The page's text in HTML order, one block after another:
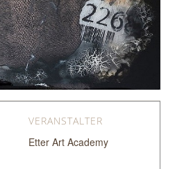
VERANSTALTER
Etter Art Academy